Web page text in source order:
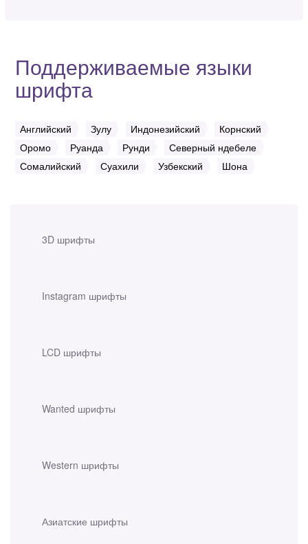
3D шрифты
Instagram шрифты
LCD шрифты
Wanted шрифты
Western шрифты
Азиатские шрифты
Поддерживаемые языки
шрифта
Английский Зулу Индонезийский
Корнский
Оромо
Руанда Рунди
Северный ндебеле
Сомалийский
Суахили Узбекский Шона